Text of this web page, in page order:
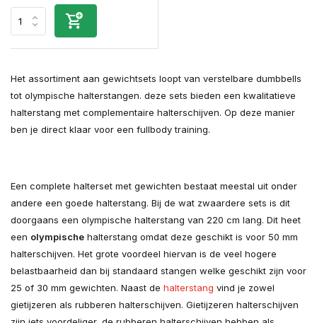
Het assortiment aan gewichtsets loopt van verstelbare dumbbells
tot olympische halterstangen. deze sets bieden een kwalitatieve
halterstang met complementaire halterschijven. Op deze manier
ben je direct klaar voor een fullbody training.
Een complete halterset met gewichten bestaat meestal uit onder
andere een goede halterstang. Bij de wat zwaardere sets is dit
doorgaans een olympische halterstang van 220 cm lang. Dit heet
een olympische halterstang omdat deze geschikt is voor 50 mm
halterschijven. Het grote voordeel hiervan is de veel hogere
belastbaarheid dan bij standaard stangen welke geschikt zijn voor
25 of 30 mm gewichten. Naast de halterstang vind je zowel
gietijzeren als rubberen halterschijven. Gietijzeren halterschijven